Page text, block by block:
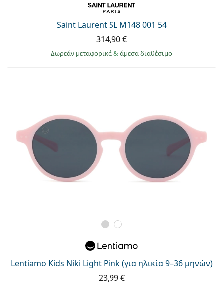
Saint Laurent SL M148 001 54
314,90 €
Δωρεάν μεταφορικά& άμεσα διαθέσιμο
Lentiamo Kids Niki Light Pink (για ηλικία 9–36 μηνών)
23,99 €